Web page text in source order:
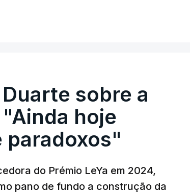
sobre a
hoje
paradoxos"
do Prémio LeYa em 2024,
pano de fundo a construção da